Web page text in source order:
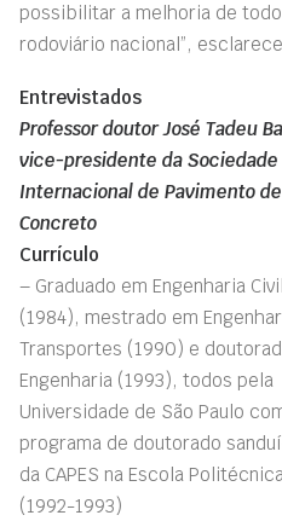
possibilitar a melhoria de
rodoviário nacional”,
Entrevistados
Professor doutor José Tadeu
vice-presidente da Sociedade
Internacional de Pavimento de
Concreto
Currículo
– Graduado em Engenharia Civil
(1984), mestrado em
Transportes (1990) e
Engenharia (1993), todos pela
Universidade de São Paulo
programa de doutorado
da CAPES na Escola
(1992-1993)